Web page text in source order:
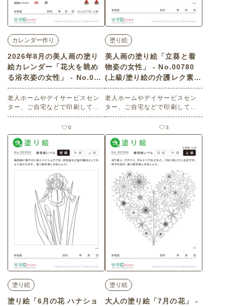
カレンダー作り
2026年8月の美人画の塗り
絵カレンダー「花火を眺め
る浴衣姿の女性」 - No.027
86 (上級/カレンダー作りの
介護レク素材)
老人ホームやデイサービスセン
ター、ご自宅などで印刷してお
使いいただける無料の高齢者向
け介護レク素材 2026年8月の美
人画の塗り絵カレンダー「花火
を眺める浴衣姿の女性」（カレ
ンダー作り・上級）です。 関連
キーワード：うちわ・浴衣・人
物・鑑賞・光景・夜・女性
0
塗り絵
美人画の塗り絵「立葵と着
物姿の女性」 - No.00780
(上級/塗り絵の介護レク素
材)
老人ホームやデイサービスセン
ター、ご自宅などで印刷してお
使いいただける無料の高齢者向
け介護レク素材 美人画の塗り絵
「立葵と着物姿の女性」（塗り
絵・上級）です。 関連キーワー
ド：６月・六月・水無月・タチ
アオイ・蝶々・化粧・和服・和
装・日本美人
3
塗り絵
塗り絵「6月の花 ハナショ
塗り絵
大人の塗り絵「7月の花」 -